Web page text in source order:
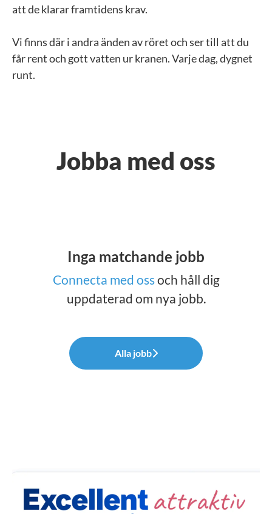
att de klarar framtidens krav.
Vi finns där i andra änden av röret och ser till att du
får rent och gott vatten ur kranen. Varje dag, dygnet
runt.
Jobba med oss
Inga matchande jobb
Connecta med ossoch håll dig
uppdaterad om nya jobb.
Alla jobb